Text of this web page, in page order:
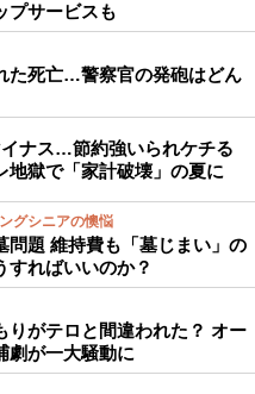
プサービスも
た死亡…警察官の発砲はどん
ナス…節約強いられケチる
地獄で「家計破壊」の夏に
グシニアの懊悩
問題 維持費も「墓じまい」の
すればいいのか？
りがテロと間違われた？ オー
劇が一大騒動に